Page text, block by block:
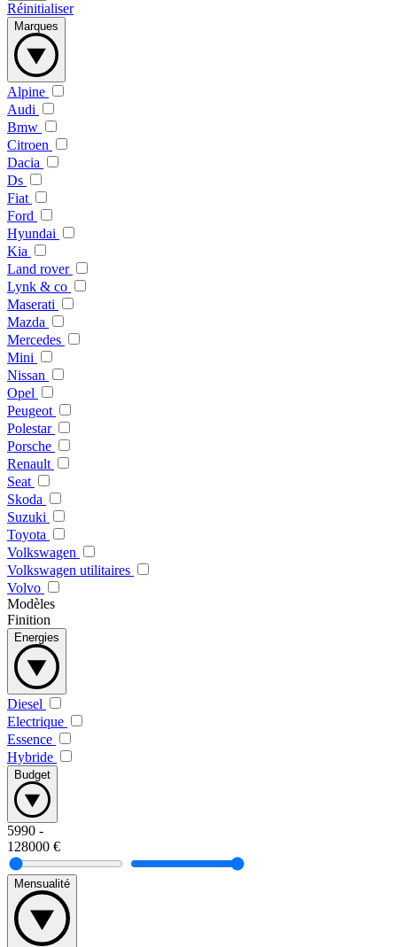
Réinitialiser
Marques
Alpine
Audi
Bmw
Citroen
Dacia
Ds
Fiat
Ford
Hyundai
Kia
Land rover
Lynk & co
Maserati
Mazda
Mercedes
Mini
Nissan
Opel
Peugeot
Polestar
Porsche
Renault
Seat
Skoda
Suzuki
Toyota
Volkswagen
Volkswagen utilitaires
Volvo
Modèles
Finition
Energies
Diesel
Electrique
Essence
Hybride
Budget
5990 -
128000 €
Mensualité